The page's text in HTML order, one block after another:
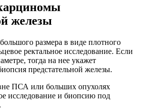
железы
размера в виде плотного
ректальное исследование. Если
тогда на нее укажет
предстательной железы.
ПСА или больших опухолях
исследование и биопсию под